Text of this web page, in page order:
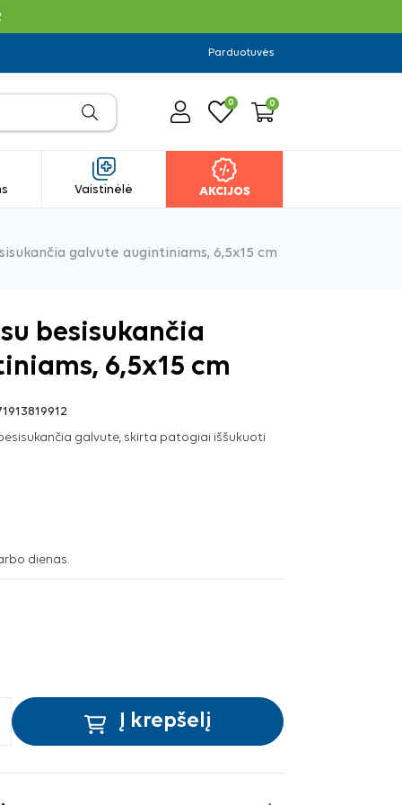
Parduotuvės
0 0
Vaistinėlė AKCIJOS
galvute augintiniams, 6,5x15 cm
besisukančia
6,5x15 cm
galvute, skirta patogiai iššukuoti
dienas.
Į krepšelį